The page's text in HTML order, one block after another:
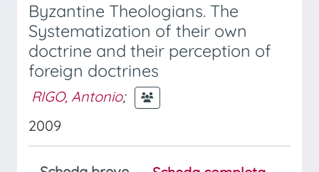
Byzantine Theologians. The
Systematization of their own
doctrine and their perception of
foreign doctrines
RIGO, Antonio;
2009